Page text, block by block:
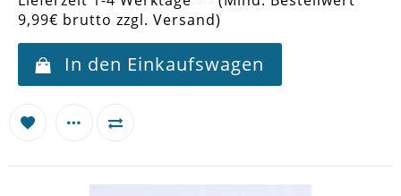
9,99€ brutto zzgl. Versand)
In den Einkaufswagen